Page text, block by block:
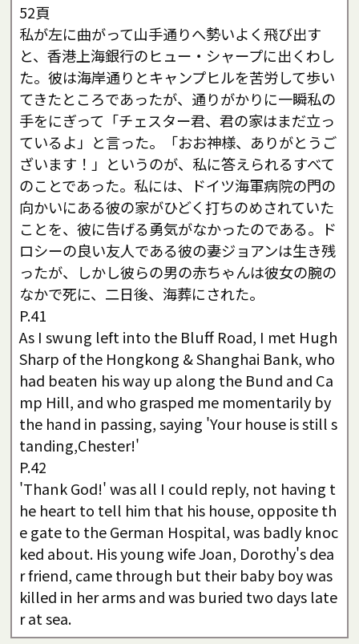
52頁
私が左に曲がって山手通りへ勢いよく飛び出す
と、香港上海銀行のヒュー・シャープに出くわし
た。彼は海岸通りとキャンプヒルを苦労して歩い
てきたところであったが、通りがかりに一瞬私の
手をにぎって「チェスター君、君の家はまだ立っ
ているよ」と言った。「おお神様、ありがとうご
ざいます！」というのが、私に答えられるすべて
のことであった。私には、ドイツ海軍病院の門の
向かいにある彼の家がひどく打ちのめされていた
ことを、彼に告げる勇気がなかったのである。ド
ロシーの良い友人である彼の妻ジョアンは生き残
ったが、しかし彼らの男の赤ちゃんは彼女の腕の
なかで死に、二日後、海葬にされた。
P.41
As I swung left into the Bluff Road, I met Hugh
Sharp of the Hongkong & Shanghai Bank, who
had beaten his way up along the Bund and Ca
mp Hill, and who grasped me momentarily by
the hand in passing, saying 'Your house is still s
tanding,Chester!'
P.42
'Thank God!' was all I could reply, not having t
he heart to tell him that his house, opposite th
e gate to the German Hospital, was badly knoc
ked about. His young wife Joan, Dorothy's dea
r friend, came through but their baby boy was
killed in her arms and was buried two days late
r at sea.